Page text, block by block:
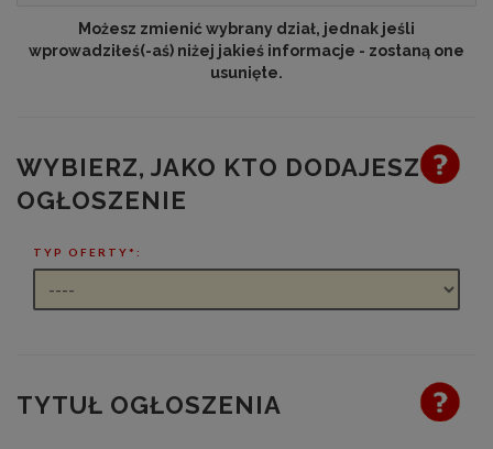
Możesz zmienić wybrany dział, jednak jeśli
wprowadziłeś(-aś) niżej jakieś informacje - zostaną one
usunięte.
WYBIERZ, JAKO KTO DODAJESZ
OGŁOSZENIE
TYP OFERTY*:
TYTUŁ OGŁOSZENIA